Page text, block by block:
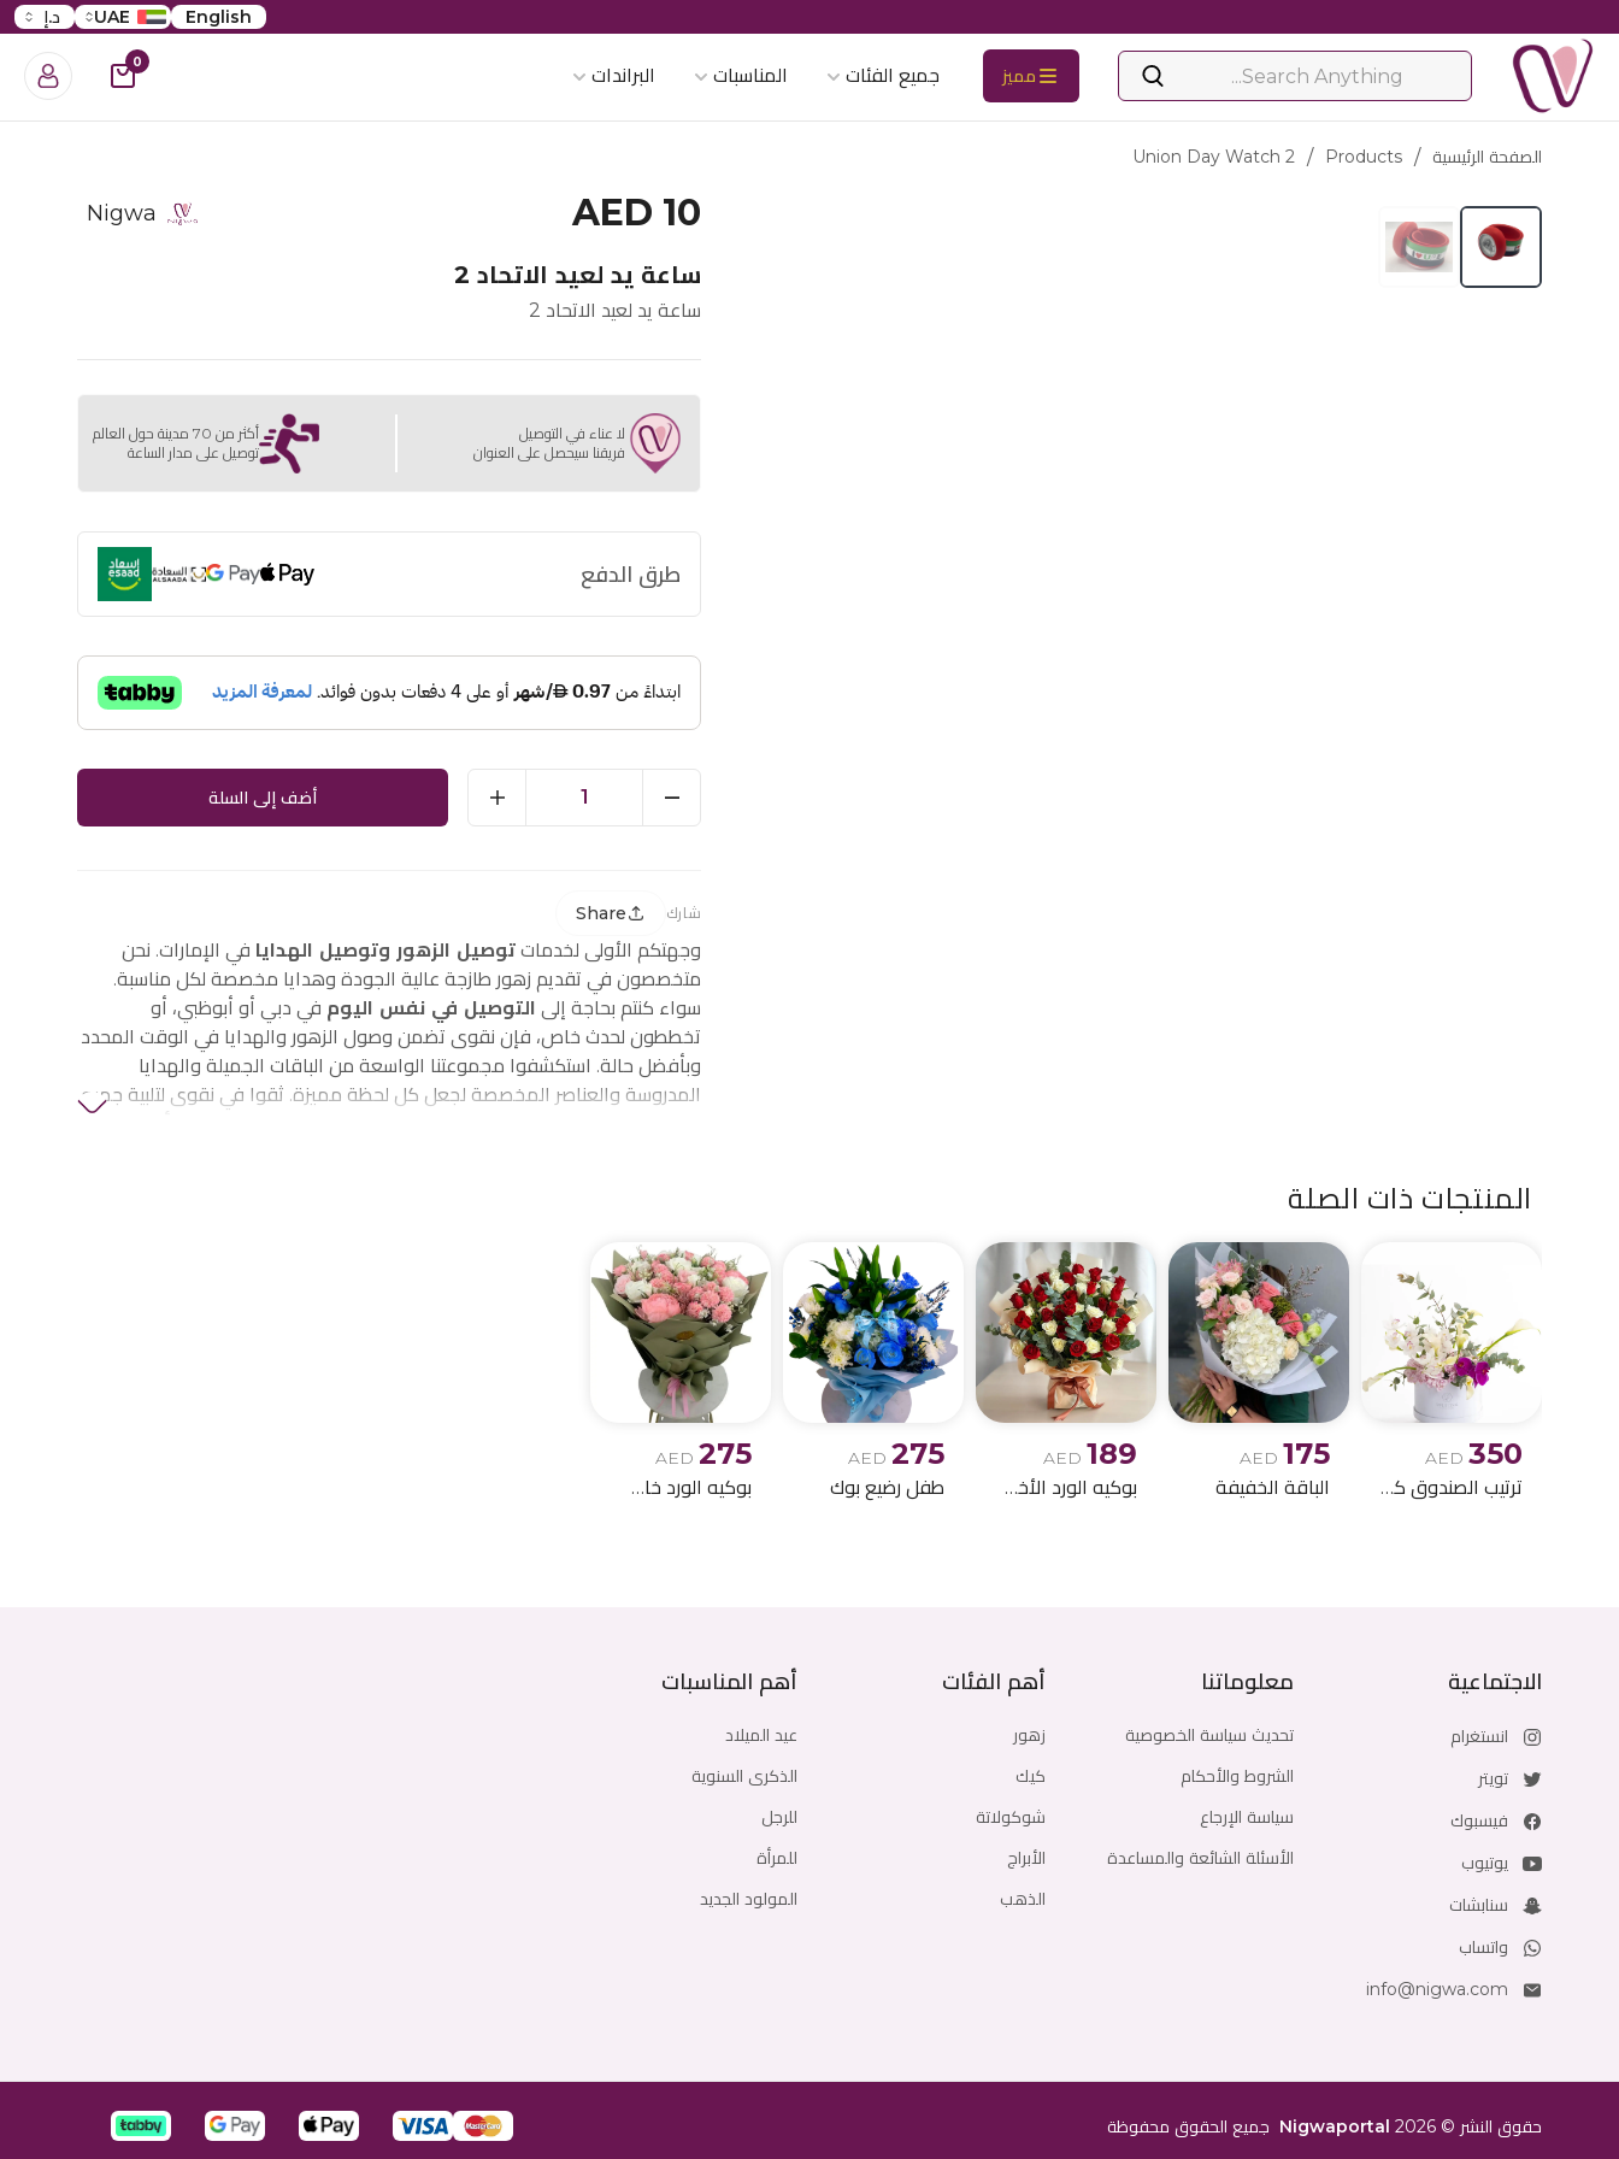
English
UAE د.إ
مميز جميع الفئات المناسبات البراندات
0
الصفحة الرئيسية /
Products
/
Union Day Watch 2
AED 10
Nigwa
ساعة يد لعيد الاتحاد 2
ساعة يد لعيد الاتحاد 2
لا عناء في التوصيل
فريقنا سيحصل على العنوان
أكثر من 70 مدينة حول العالم
توصيل على مدار الساعة
طرق الدفع
1 أضف إلى السلة
شارك Share
وجهتكم الأولى لخدمات توصيل الزهور وتوصيل الهدايا في الإمارات. نحن
متخصصون في تقديم زهور طازجة عالية الجودة وهدايا مخصصة لكل مناسبة.
سواء كنتم بحاجة إلى التوصيل في نفس اليوم في دبي أو أبوظبي، أو
تخططون لحدث خاص، فإن نقوى تضمن وصول الزهور والهدايا في الوقت المحدد
وبأفضل حالة. استكشفوا مجموعتنا الواسعة من الباقات الجميلة والهدايا
المدروسة والعناصر المخصصة لجعل كل لحظة مميزة. ثقوا في نقوى لتلبية جميع
المنتجات ذات الصلة
AED 350
ترتيب الصندوق كالا ليلي
AED 175
الباقة الخفيفة
AED 189
بوكيه الورد الأخمر والابيض
AED 275
طفل رضيع بوك
AED 275
بوكيه الورد خاص اصطناعي
الاجتماعية
انستغرام
تويتر
فيسبوك
يوتيوب
سنابشات
واتساب
info@nigwa.com
معلوماتنا
تحديث سياسة الخصوصية
الشروط والأحكام
سياسة الإرجاع
الأسئلة الشائعة والمساعدة
أهم الفئات
زهور
كيك
شوكولاتة
الأبراج
الذهب
أهم المناسبات
عيد الميلاد
الذكرى السنوية
للرجل
للمرأة
المولود الجديد
حقوق النشر ©
2026
Nigwaportal جميع الحقوق محفوظة